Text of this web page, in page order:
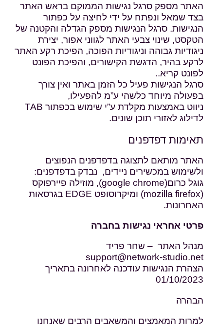
האתר מספק סרגל נגישות הממוקם בראש האתר
בצד שמאל ונפתח על ידי לחיצה על כפתור
הנגישות. סרגל הנגישות מספק הגדלה והקטנה של
הטקסט, שינוי צבעי האתר לגווני אפור, יצירת
ניגודיות גבוהה וניגודיות הפוכה, הפיכת רקע האתר
לרקע בהיר, הדגשת הקישורים, והפיכת הפונט
לפונט קריא..
סרגל הנגישות פעיל כל הזמן באתר ואין צורך
בפעולה מיוחד כלשהי ע”מ להפעילו,
ניווט באמצעות מקלדת ע”י שימוש בכפתור TAB
לדילוג לאזורי תוכן שונים.
תאימות דפדפנים
האתר מותאם לתצוגה בדפדפנים הנפוצים
ולשימוש במכשירים ניידים, נבדק בדפדפנים:
גוגל כרום(google chrome), מוזילה פיירפוקס
(mozilla firefox) ומיקרוסופט EDGE בגרסאות
האחרונות.
פרטי אחראי נגישות בחברה
מנהל האתר – שחר פריד
support@network-studio.net
הצהרת הנגישות עודכנה לאחרונה בתאריך
01/10/2023
הבהרה
למרות המאמצים והמשאבים הרבים שאנחנו